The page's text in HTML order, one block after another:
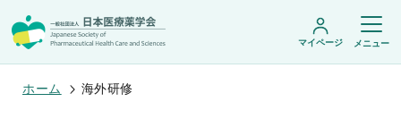
マイページ メニュー
ホーム 海外研修